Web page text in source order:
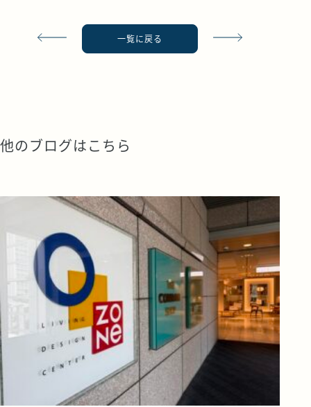
一覧に戻る
他のブログはこちら